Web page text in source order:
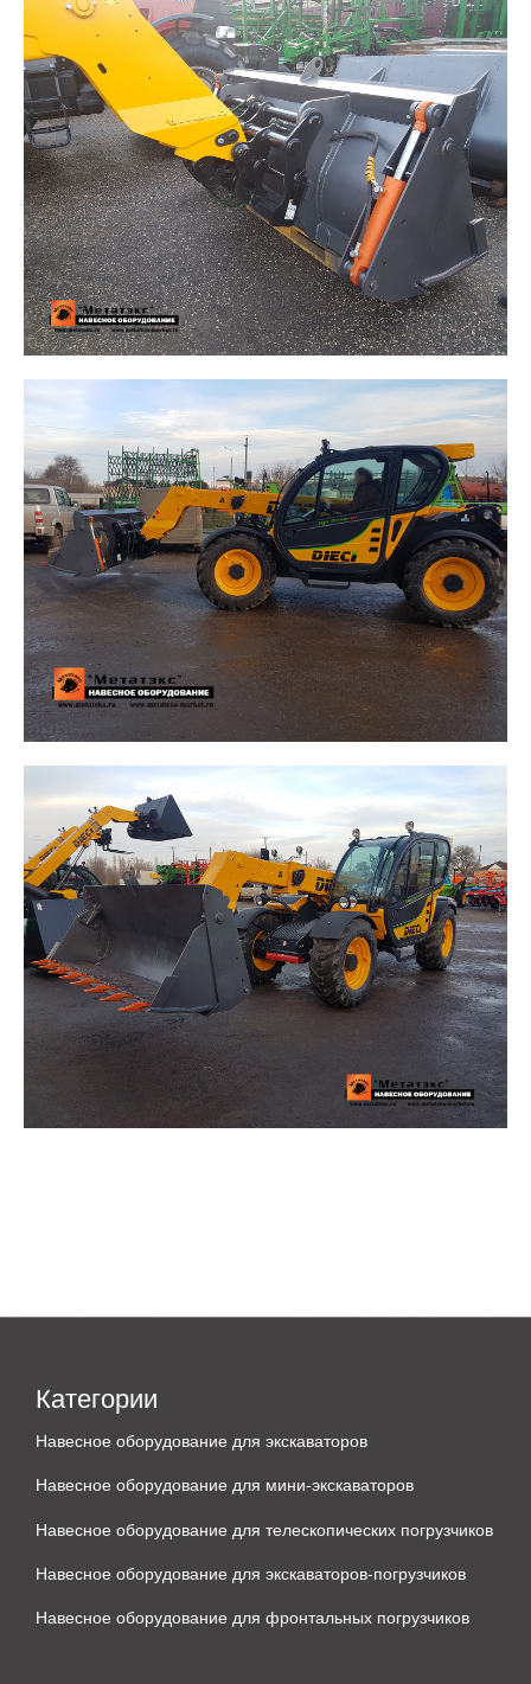
Категории
Навесное оборудование для экскаваторов
Навесное оборудование для мини-экскаваторов
Навесное оборудование для телескопических погрузчиков
Навесное оборудование для экскаваторов-погрузчиков
Навесное оборудование для фронтальных погрузчиков